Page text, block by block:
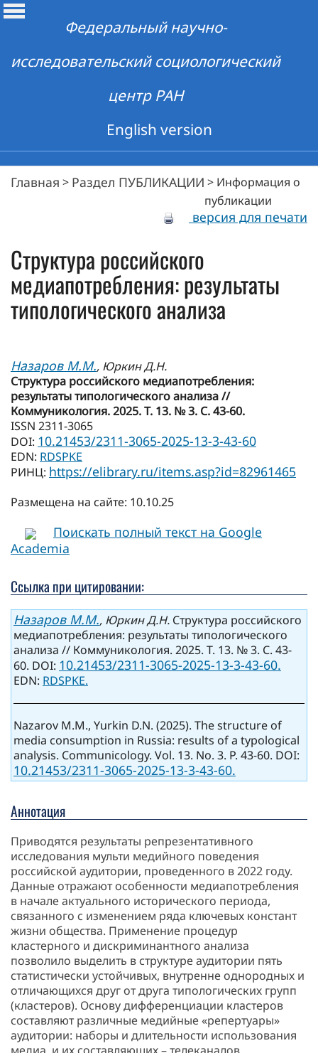
Федеральный научно-
исследовательский социологический
центр РАН
English version
Главная > Раздел ПУБЛИКАЦИИ > Информация о
публикации
версия для печати
Структура российского
медиапотребления: результаты
типологического анализа
Назаров М.М., Юркин Д.Н.
Структура российского медиапотребления:
результаты типологического анализа //
Коммуникология. 2025. Т. 13. № 3. C. 43-60.
ISSN 2311-3065
DOI: 10.21453/2311-3065-2025-13-3-43-60
EDN: RDSPKE
РИНЦ: https://elibrary.ru/items.asp?id=82961465
Размещена на сайте: 10.10.25
Поискать полный текст на Google
Academia
Ссылка при цитировании:
Назаров М.М., Юркин Д.Н. Структура российского
медиапотребления: результаты типологического
анализа // Коммуникология. 2025. Т. 13. № 3. C. 43-
60. DOI: 10.21453/2311-3065-2025-13-3-43-60.
EDN: RDSPKE.
Nazarov M.M., Yurkin D.N. (2025). The structure of
media consumption in Russia: results of a typological
analysis. Communicology. Vol. 13. No. 3. P. 43-60. DOI:
10.21453/2311-3065-2025-13-3-43-60.
Аннотация
Приводятся результаты репрезентативного
исследования мульти медийного поведения
российской аудитории, проведенного в 2022 году.
Данные отражают особенности медиапотребления
в начале актуального исторического периода,
связанного с изменением ряда ключевых констант
жизни общества. Применение процедур
кластерного и дискриминантного анализа
позволило выделить в структуре аудитории пять
статистически устойчивых, внутренне однородных и
отличающихся друг от друга типологических групп
(кластеров). Основу дифференциации кластеров
составляют различные медийные «репертуары»
аудитории: наборы и длительности использования